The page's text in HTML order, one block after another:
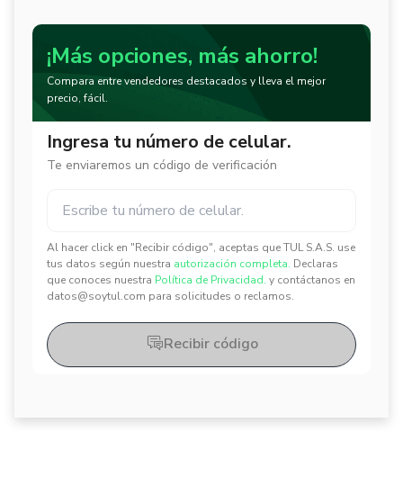
¡Más opciones, más ahorro!
Compara entre vendedores destacados y lleva el mejor
precio, fácil.
Ingresa tu número de celular.
Te enviaremos un código de verificación
Al hacer click en "Recibir código", aceptas que TUL S.A.S. use
tus datos según nuestra autorización completa. Declaras
que conoces nuestra Política de Privacidad. y contáctanos en
datos@soytul.com para solicitudes o reclamos.
✕
✕
Recibir código